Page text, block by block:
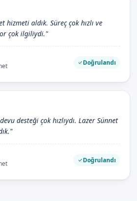
hizmeti aldık. Süreç çok hızlı ve
çok ilgiliydi."
Doğrulandı
desteği çok hızlıydı. Lazer Sünnet
Doğrulandı